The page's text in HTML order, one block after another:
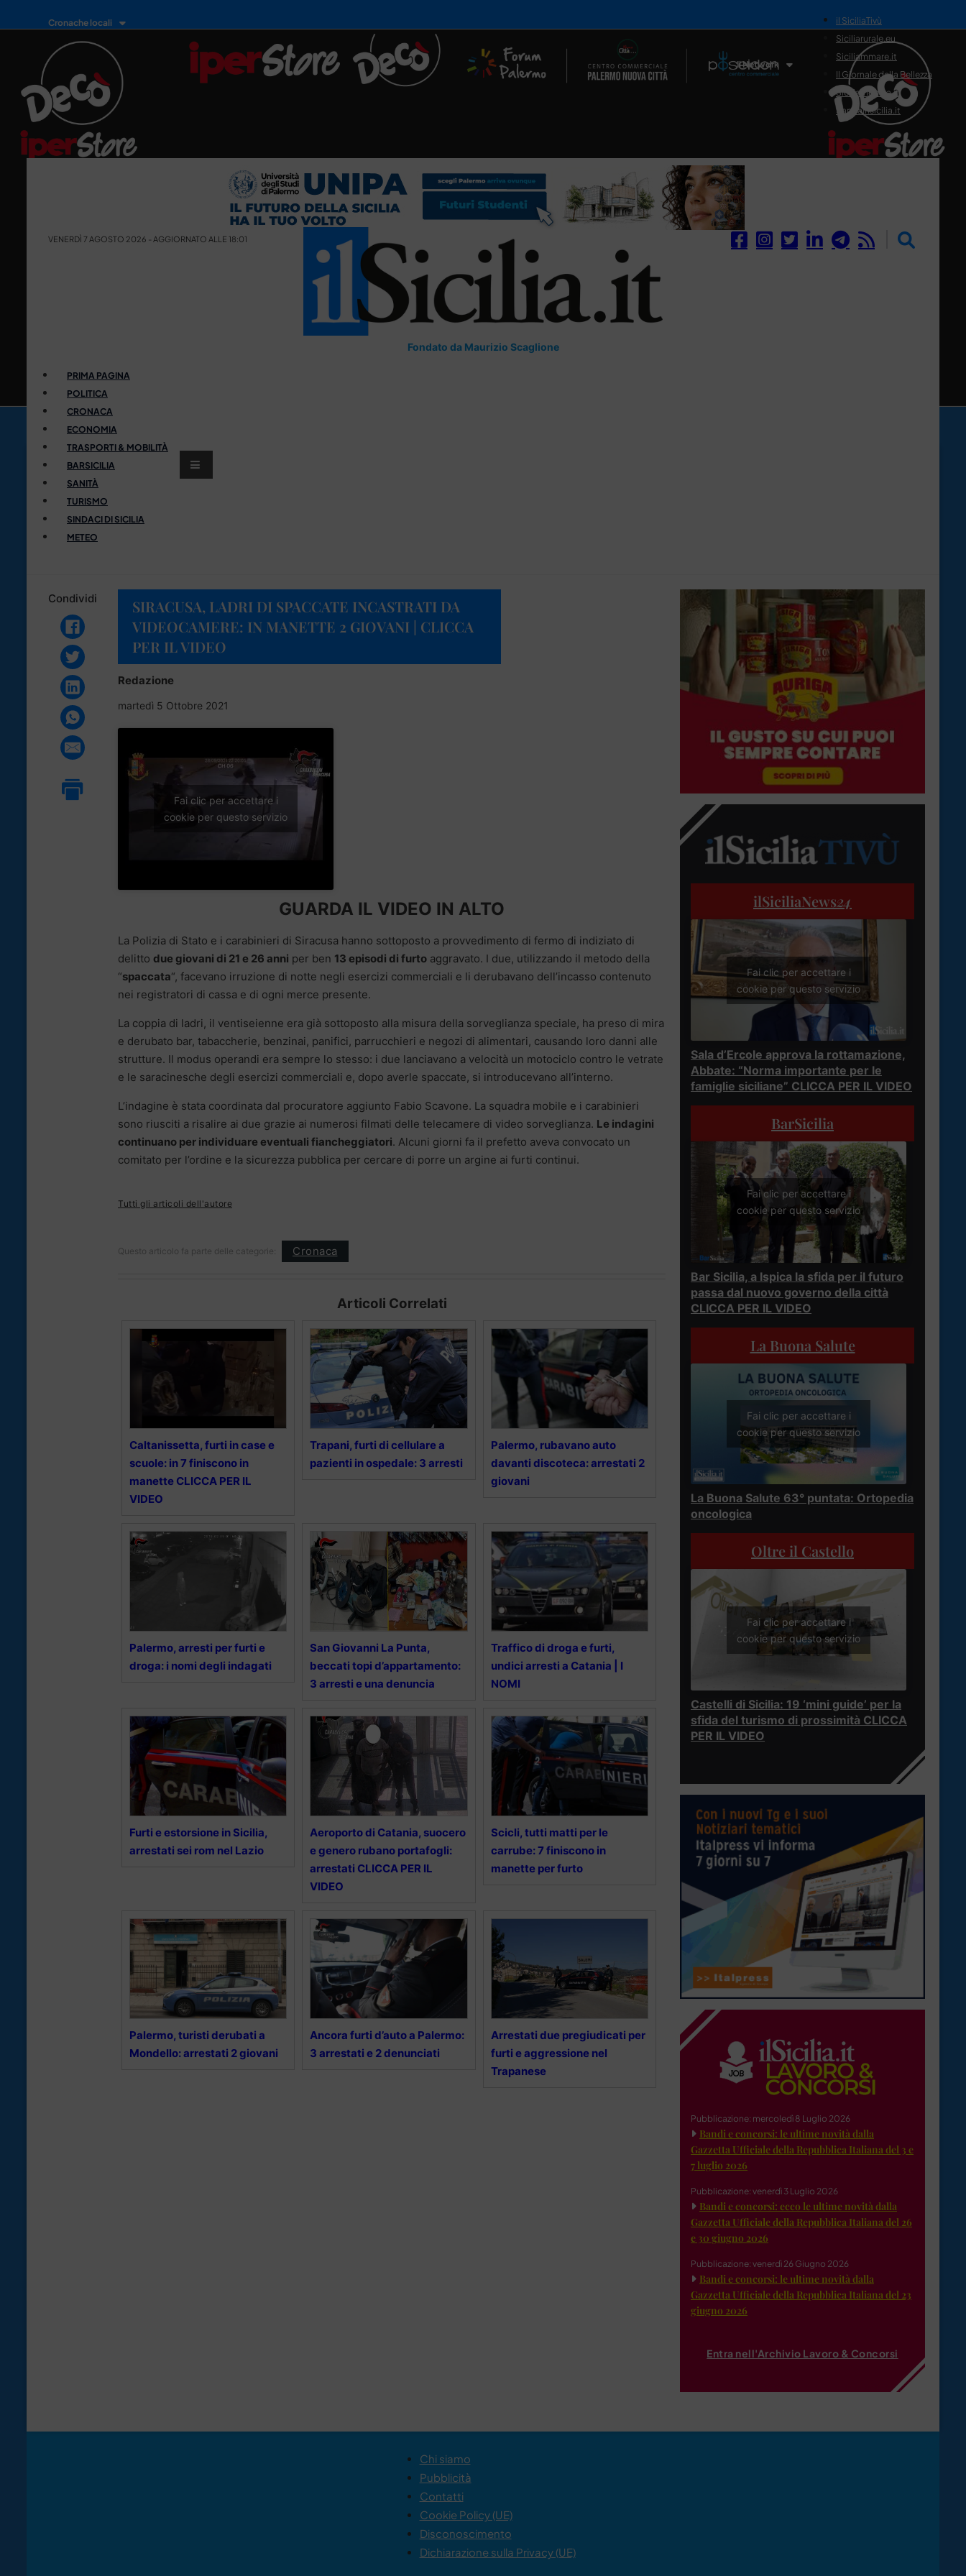
Cronache locali
Il Network
il SiciliaTivù
Siciliarurale.eu
Siciliammare.it
Il Giornale della Bellezza
Siciliamedica.it
Sanitainsicilia.it
VENERDÌ 7 AGOSTO 2026 - AGGIORNATO ALLE 18:01
Fondato da Maurizio Scaglione
PRIMA PAGINA
POLITICA
CRONACA
ECONOMIA
TRASPORTI & MOBILITÀ
BARSICILIA
SANITÀ
TURISMO
SINDACI DI SICILIA
METEO
Condividi
SIRACUSA, LADRI DI SPACCATE INCASTRATI DA
VIDEOCAMERE: IN MANETTE 2 GIOVANI | CLICCA
PER IL VIDEO
Redazione
martedì 5 Ottobre 2021
Fai clic per accettare i
cookie per questo servizio
GUARDA IL VIDEO IN ALTO
La Polizia di Stato e i carabinieri di Siracusa hanno sottoposto a provvedimento di fermo di indiziato di
delitto due giovani di 21 e 26 anni per ben 13 episodi di furto aggravato. I due, utilizzando il metodo della
“spaccata“, facevano irruzione di notte negli esercizi commerciali e li derubavano dell’incasso contenuto
nei registratori di cassa e di ogni merce presente.
La coppia di ladri, il ventiseienne era già sottoposto alla misura della sorveglianza speciale, ha preso di mira
e derubato bar, tabaccherie, benzinai, panifici, parrucchieri e negozi di alimentari, causando loro danni alle
strutture. Il modus operandi era sempre lo stesso: i due lanciavano a velocità un motociclo contro le vetrate
e le saracinesche degli esercizi commerciali e, dopo averle spaccate, si introducevano all’interno.
L’indagine è stata coordinata dal procuratore aggiunto Fabio Scavone. La squadra mobile e i carabinieri
sono riusciti a risalire ai due grazie ai numerosi filmati delle telecamere di video sorveglianza. Le indagini
continuano per individuare eventuali fiancheggiatori. Alcuni giorni fa il prefetto aveva convocato un
comitato per l’ordine e la sicurezza pubblica per cercare di porre un argine ai furti continui.
Tutti gli articoli dell'autore
Questo articolo fa parte delle categorie: Cronaca
Articoli Correlati
Caltanissetta, furti in case e
scuole: in 7 finiscono in
manette CLICCA PER IL
VIDEO
Trapani, furti di cellulare a
pazienti in ospedale: 3 arresti
Palermo, rubavano auto
davanti discoteca: arrestati 2
giovani
Palermo, arresti per furti e
droga: i nomi degli indagati
San Giovanni La Punta,
beccati topi d’appartamento:
3 arresti e una denuncia
Traffico di droga e furti,
undici arresti a Catania | I
NOMI
Furti e estorsione in Sicilia,
arrestati sei rom nel Lazio
Aeroporto di Catania, suocero
e genero rubano portafogli:
arrestati CLICCA PER IL
VIDEO
Scicli, tutti matti per le
carrube: 7 finiscono in
manette per furto
Palermo, turisti derubati a
Mondello: arrestati 2 giovani
Ancora furti d’auto a Palermo:
3 arrestati e 2 denunciati
Arrestati due pregiudicati per
furti e aggressione nel
Trapanese
ilSiciliaNews24
Fai clic per accettare i
cookie per questo servizio
Sala d’Ercole approva la rottamazione,
Abbate: “Norma importante per le
famiglie siciliane” CLICCA PER IL VIDEO
BarSicilia
Fai clic per accettare i
cookie per questo servizio
Bar Sicilia, a Ispica la sfida per il futuro
passa dal nuovo governo della città
CLICCA PER IL VIDEO
La Buona Salute
Fai clic per accettare i
cookie per questo servizio
La Buona Salute 63° puntata: Ortopedia
oncologica
Oltre il Castello
Fai clic per accettare i
cookie per questo servizio
Castelli di Sicilia: 19 ‘mini guide’ per la
sfida del turismo di prossimità CLICCA
PER IL VIDEO
Pubblicazione: mercoledì 8 Luglio 2026
Bandi e concorsi: le ultime novità dalla
Gazzetta Ufficiale della Repubblica Italiana del 3 e
7 luglio 2026
Pubblicazione: venerdì 3 Luglio 2026
Bandi e concorsi: ecco le ultime novità dalla
Gazzetta Ufficiale della Repubblica Italiana del 26
e 30 giugno 2026
Pubblicazione: venerdì 26 Giugno 2026
Bandi e concorsi: le ultime novità dalla
Gazzetta Ufficiale della Repubblica Italiana del 23
giugno 2026
Entra nell'Archivio Lavoro & Concorsi
Chi siamo
Pubblicità
Contatti
Cookie Policy (UE)
Disconoscimento
Dichiarazione sulla Privacy (UE)